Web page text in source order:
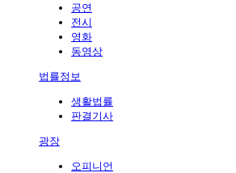
공연
전시
영화
동영상
법률정보
생활법률
판결기사
광장
오피니언